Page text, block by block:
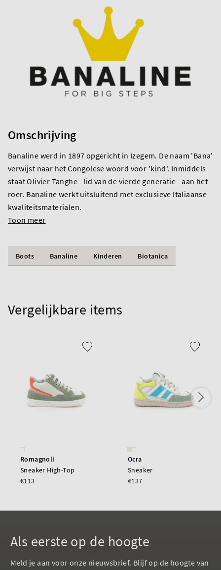
Omschrijving
Banaline werd in 1897 opgericht in Izegem. De naam 'Bana'
verwijst naar het Congolese woord voor 'kind'. Inmiddels
staat Olivier Tanghe - lid van de vierde generatie - aan het
roer. Banaline werkt uitsluitend met exclusieve Italiaanse
kwaliteitsmaterialen.
Toon meer
Boots Banaline Kinderen Biotanica
Vergelijkbare items
Romagnoli
Sneaker High-Top
€113
Ocra
Sneaker
€137
Als eerste op de hoogte
Meld je aan voor onze nieuwsbrief. Blijf op de hoogte van